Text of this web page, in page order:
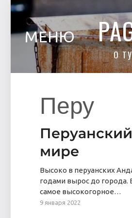
МЕНЮ
О
Перу
мире
Высоко в перуанских
годами вырос до города.
самое высокогорное…
9 января 2022